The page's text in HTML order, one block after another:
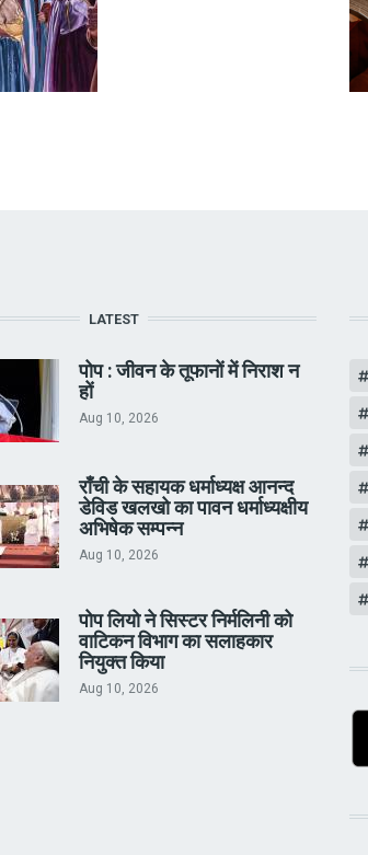
LATEST
पोप : जीवन के तूफानों में निराश न
हों
Aug 10, 2026
राँची के सहायक धर्माध्यक्ष आनन्द
डेविड खलखो का पावन धर्माध्यक्षीय
अभिषेक सम्पन्न
Aug 10, 2026
पोप लियो ने सिस्टर निर्मलिनी को
वाटिकन विभाग का सलाहकार
नियुक्त किया
Aug 10, 2026